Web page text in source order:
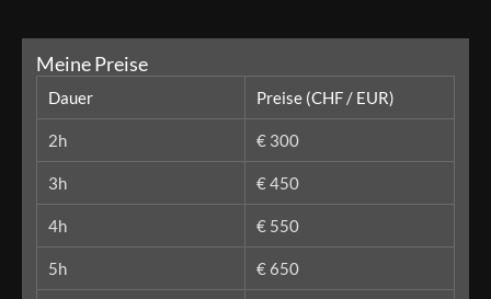
Meine Preise
Dauer Preise (CHF / EUR)
2h € 300
3h € 450
4h € 550
5h € 650